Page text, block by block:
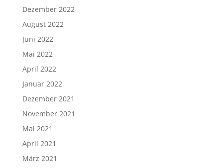
Dezember 2022
August 2022
Juni 2022
Mai 2022
April 2022
Januar 2022
Dezember 2021
November 2021
Mai 2021
April 2021
März 2021